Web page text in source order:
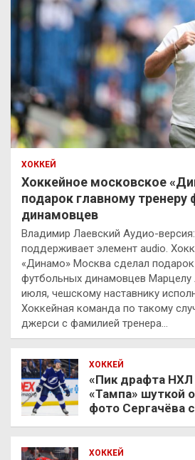
ХОККЕЙ
Хоккейное московское
подарок главному
динамовцев
Владимир Лаевский Аудио-
поддерживает элемент audio.
«Динамо» Москва сделал подарок
футбольных динамовцев Марцелу
июля, чешскому наставнику
Хоккейная команда по такому
джерси с фамилией тренера…
ХОККЕЙ
«Пик драфта НХЛ
«Тампа» шуткой
фото Сергачёва
ХОККЕЙ